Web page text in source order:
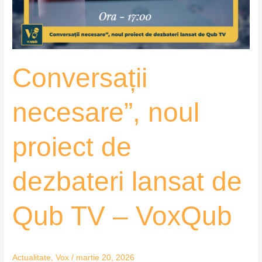
Conversații
necesare”, noul
proiect de
dezbateri lansat de
Qub TV – VoxQub
Actualitate,Vox / martie 20, 2026
lansat
de
Qub
–
VoxQub